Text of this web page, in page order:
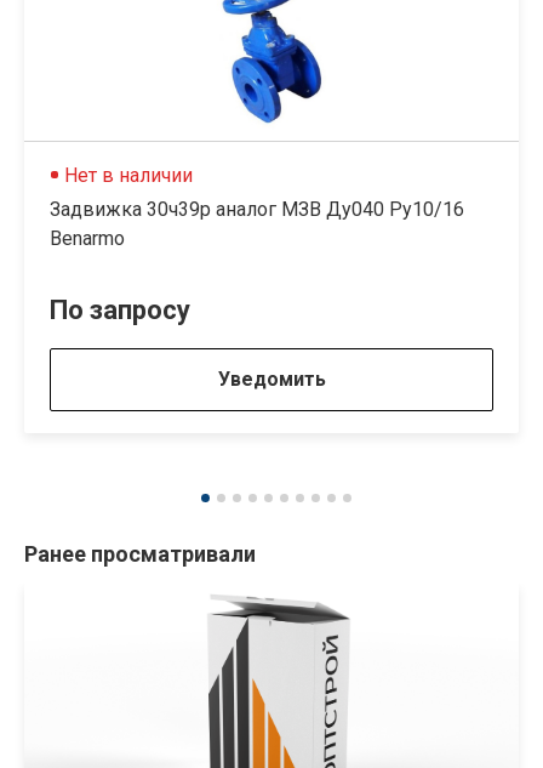
Нет в наличии
Задвижка 30ч39р аналог МЗВ Ду040 Ру10/16
Benarmo
По запросу
Уведомить
Ранее просматривали